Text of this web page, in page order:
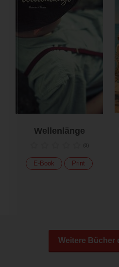
Wellenlänge
(0
E-Book Print
Weitere Bücher